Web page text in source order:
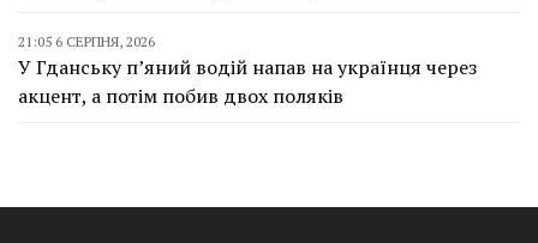
21:05 6 СЕРПНЯ, 2026
У Гданську п’яний водій напав на українця через
акцент, а потім побив двох поляків